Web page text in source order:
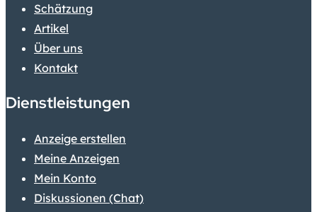
Schätzung
Artikel
Über uns
Kontakt
Dienstleistungen
Anzeige erstellen
Meine Anzeigen
Mein Konto
Diskussionen (Chat)